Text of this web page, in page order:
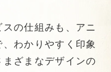
の仕組みも、アニ
わかりやすく印象
ざまなデザインの